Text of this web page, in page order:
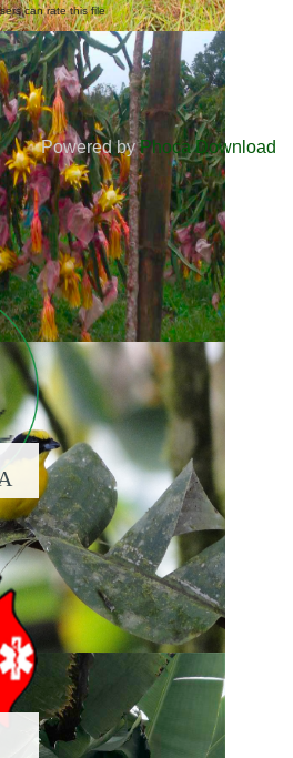
can rate this file
Powered byPhoca Download